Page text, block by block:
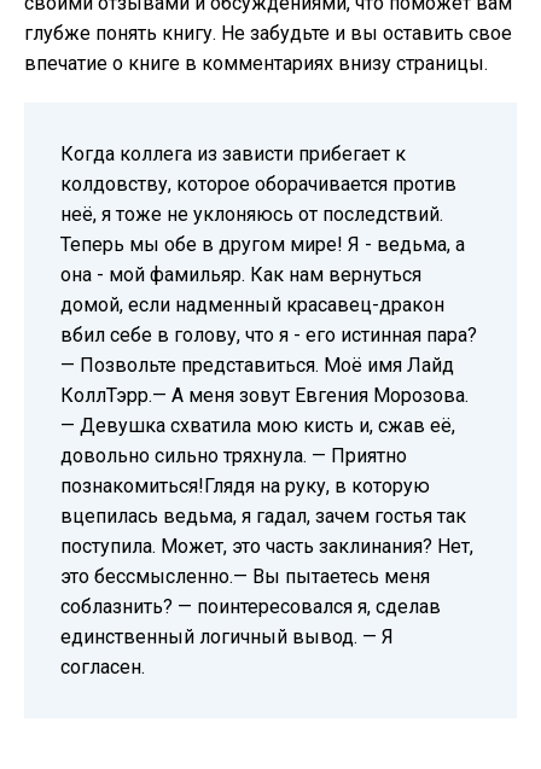
глубже понять книгу. Не забудьте и вы оставить свое
впечатие о книге в комментариях внизу страницы.
Когда коллега из зависти прибегает к
колдовству, которое оборачивается против
неё, я тоже не уклоняюсь от последствий.
Теперь мы обе в другом мире! Я - ведьма, а
она - мой фамильяр. Как нам вернуться
домой, если надменный красавец-дракон
вбил себе в голову, что я - его истинная пара?
— Позвольте представиться. Моё имя Лайд
КоллТэрр.— А меня зовут Евгения Морозова.
— Девушка схватила мою кисть и, сжав её,
довольно сильно тряхнула. — Приятно
познакомиться!Глядя на руку, в которую
вцепилась ведьма, я гадал, зачем гостья так
поступила. Может, это часть заклинания? Нет,
это бессмысленно.— Вы пытаетесь меня
соблазнить? — поинтересовался я, сделав
единственный логичный вывод. — Я
согласен.